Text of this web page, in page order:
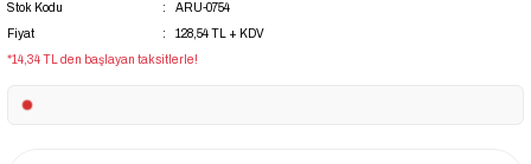
Stok Kodu
ARU-0754
Fiyat
128,54 TL + KDV
*14,34 TL den başlayan taksitlerle!